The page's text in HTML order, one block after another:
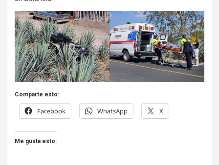
Comparte esto:
Facebook WhatsApp X
Me gusta esto: